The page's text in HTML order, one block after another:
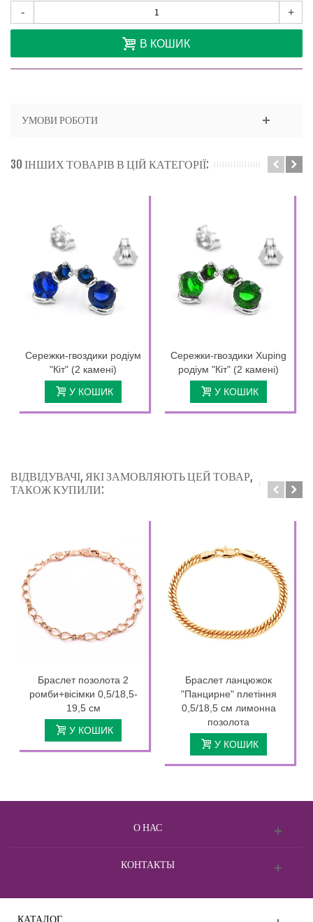
- +
В КОШИК
УМОВИ РОБОТИ
30 ІНШИХ ТОВАРІВ В ЦІЙ КАТЕГОРІЇ:
Сережки-гвоздики родіум
"Кіт" (2 камені)
У КОШИК
Сережки-гвоздики Xuping
родіум "Кіт" (2 камені)
У КОШИК
ВІДВІДУВАЧІ, ЯКІ ЗАМОВЛЯЮТЬ ЦЕЙ ТОВАР,
ТАКОЖ КУПИЛИ:
Браслет позолота 2
ромби+вісімки 0,5/18,5-
19,5 см
У КОШИК
Браслет ланцюжок
"Панцирне" плетіння
0,5/18,5 см лимонна
позолота
У КОШИК
О НАС
КОНТАКТЫ
КАТАЛОГ